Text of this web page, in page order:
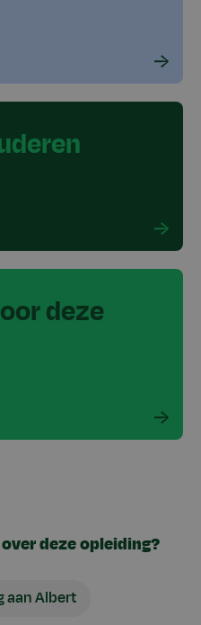
deze
deze opleiding?
aan Albert